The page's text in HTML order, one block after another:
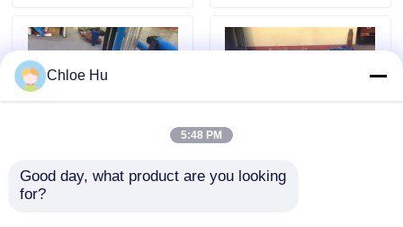
মামলা
উদ্ধৃতির জন্য আবেদন
TCI রোলার শঙ্কু রক এইচডিডি
Chloe Hu
5:48 PM
Good day, what product are you looking
for?